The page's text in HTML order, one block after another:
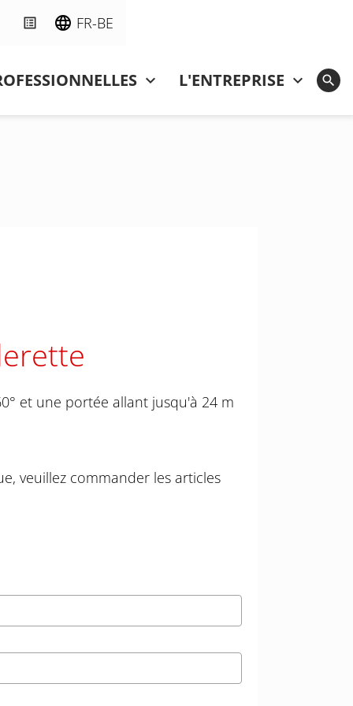
FR-BE
L'ENTREPRISE
et une portée allant jusqu'à 24 m
veuillez commander les articles